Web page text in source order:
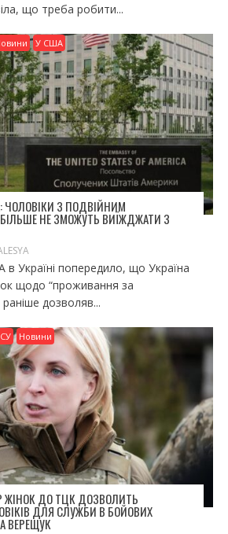
що треба робити...
У США
З ПОДВІЙНИМ
НЕ ЗМОЖУТЬ ВИЇЖДЖАТИ З
Україні попередило, що Україна
щодо “проживання за
дозволяв...
Новини
ЖІНОК ДО ТЦК ДОЗВОЛИТЬ
ДЛЯ СЛУЖБИ В БОЙОВИХ
ВЕРЕЩУК